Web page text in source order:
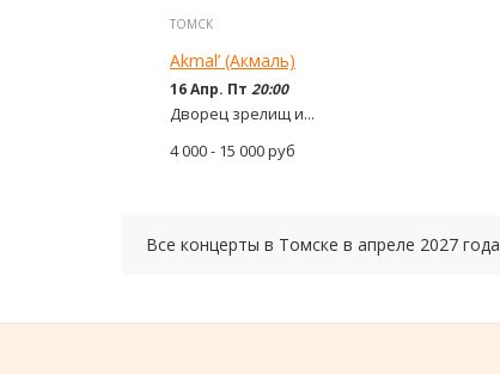
ТОМСК
Akmal’ (Акмаль)
16 Апр. Пт 20:00
Дворец зрелищ и...
4 000 - 15 000руб
Все концерты в Томске в апреле 2027 года